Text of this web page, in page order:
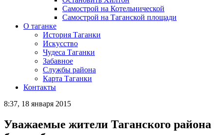
Самострой на Котельнической
Самострой на Таганской площади
О таганке
История Таганки
Искусство
Чудеса Таганки
Забавное
Службы района
Карта Таганки
Контакты
8:37, 18 января 2015
Уважаемые жители Таганского района